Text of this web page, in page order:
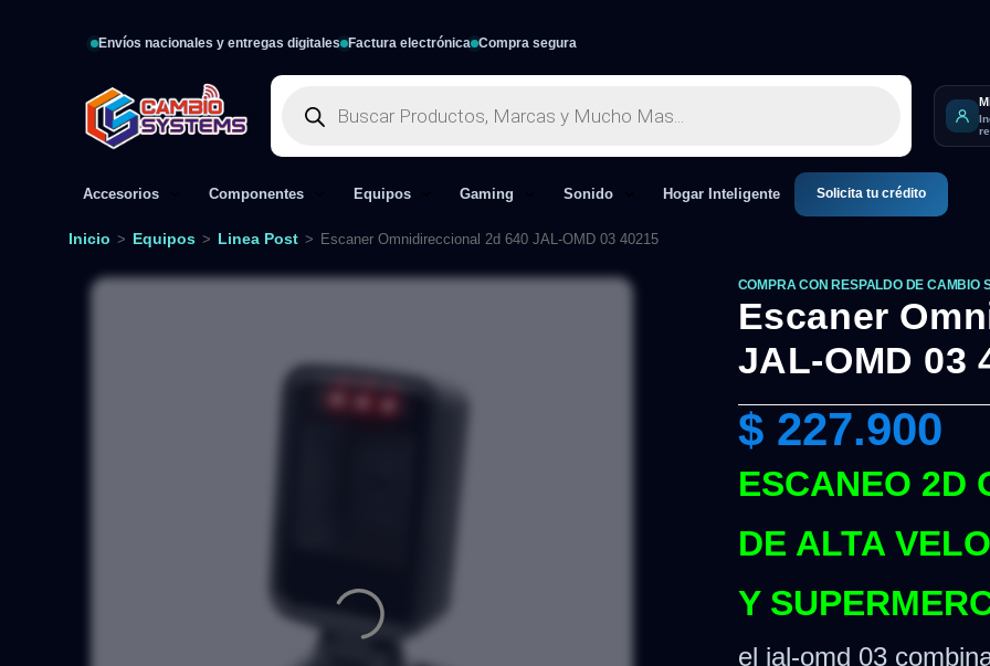
Envíos nacionales y entregas digitales Factura electrónica Compra segura
Accesorios Componentes Equipos Gaming Sonido Hogar Inteligente Solicita tu crédito
Inicio > Equipos > Linea Post > Escaner Omnidireccional 2d 640 JAL-OMD 03 40215
COMPRA CON RESPALDO DE CAMBIO
Escaner
JAL-OMD 03
$227.900
ESCANEO 2D
DE ALTA
Y
el jal-omd 03